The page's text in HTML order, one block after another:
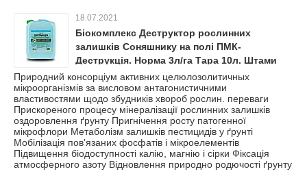
18.07.2021
Біокомплекс Деструктор рослинних
залишків Соняшнику на полі ПМК-
Деструкція. Норма 3л/га Тара 10л. Штами
бактерій і грибів для відновлення
родючості ґрунту.
Природний консорціум активних целюлозолитичных
мікроорганізмів за висловом антагонистичними
властивостями щодо збудників хвороб рослин. переваги
Прискореного процесу мінералізації рослинних залишків
оздоровлення ґрунту Пригнічення росту патогенної
мікрофлори Метаболізм залишків пестицидів у ґрунті
Мобілізація пов'язаних фосфатів і мікроелементів
Підвищення біодоступності калію, магнію і сірки Фіксація
атмосферного азоту Відновлення природно родючості ґрунту